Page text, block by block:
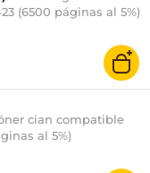
(6500 páginas al 5%)
cian compatible
al 5%)